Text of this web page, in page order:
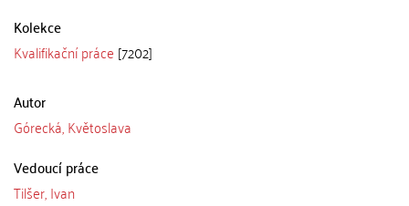
Kolekce
Kvalifikační práce [7202]
Autor
Górecká, Květoslava
Vedoucí práce
Tilšer, Ivan